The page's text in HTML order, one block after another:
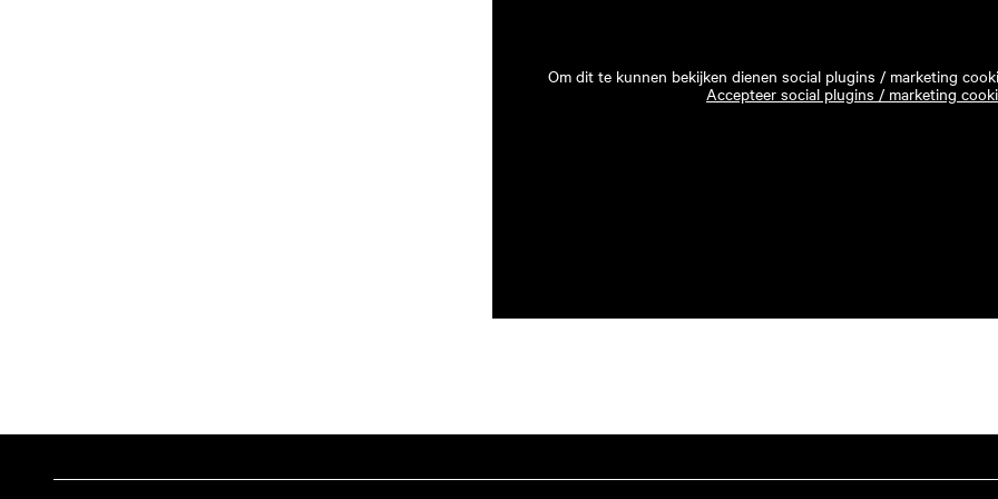
Om dit te kunnen bekijken dienen social plugins / marketing
Accepteer social plugins / marketing